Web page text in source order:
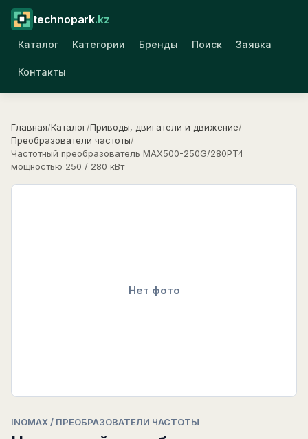
technopark.kz
Каталог Категории Бренды Поиск Заявка
Контакты
Главная/Каталог/Приводы, двигатели и движение/
Преобразователи частоты/
Частотный преобразователь MAX500-250G/280PT4
мощностью 250 / 280 кВт
Нет фото
INOMAX / ПРЕОБРАЗОВАТЕЛИ ЧАСТОТЫ